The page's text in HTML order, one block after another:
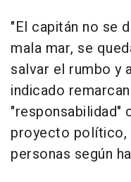
"El capitán no se
mala mar, se
salvar el rumbo y
indicado
"responsabilidad"
proyecto político,
personas según